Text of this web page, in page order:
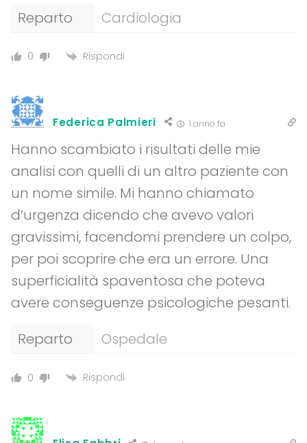
Reparto
Cardiologia
0 Rispondi
Federica Palmieri 1 anno fa
Hanno scambiato i risultati delle mie
analisi con quelli di un altro paziente con
un nome simile. Mi hanno chiamato
d’urgenza dicendo che avevo valori
gravissimi, facendomi prendere un colpo,
per poi scoprire che era un errore. Una
superficialità spaventosa che poteva
avere conseguenze psicologiche pesanti.
Reparto
Ospedale
0 Rispondi